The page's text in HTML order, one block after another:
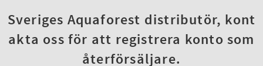
Sveriges Aquaforest distributör, kont
akta oss för att registrera konto som
återförsäljare.